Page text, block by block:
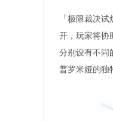
「极限裁决
开，玩家将协
分别设有不同
普罗米娅的独